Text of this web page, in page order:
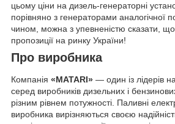
цьому ціни на дизель-генераторні
порівняно з генераторами аналогічної
чином, можна з упевненістю сказати,
пропозиції на ринку України!
Про виробника
Компанія «MATARI» — один із лідерів
серед виробників дизельних і
різним рівнем потужності. Паливні
виробника вирізняються своєю